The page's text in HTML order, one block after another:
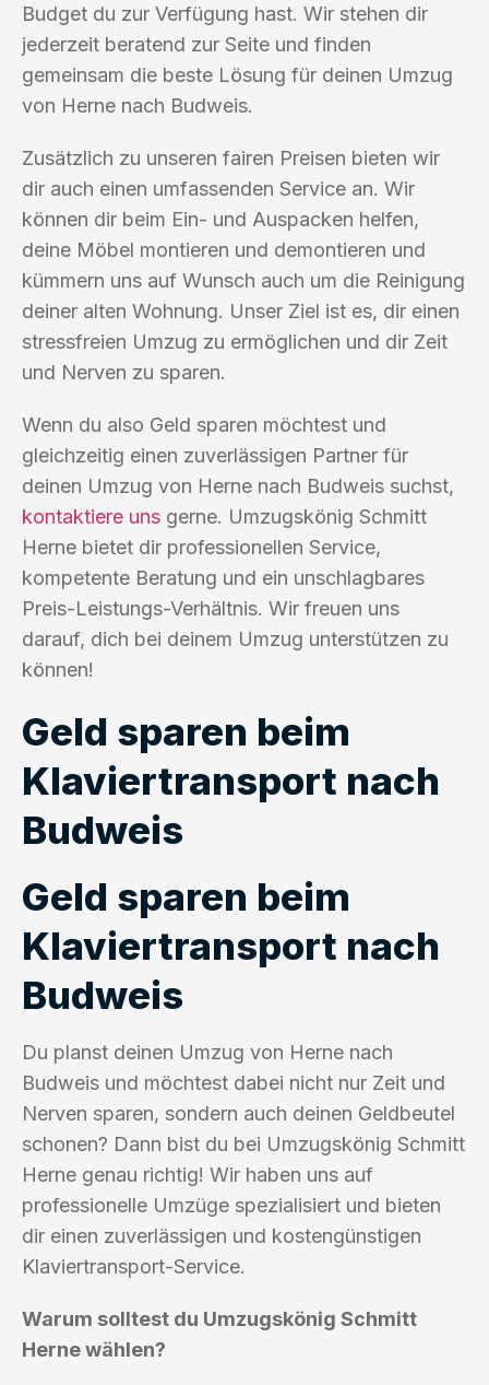
Budget du zur Verfügung hast. Wir stehen dir
jederzeit beratend zur Seite und finden
gemeinsam die beste Lösung für deinen Umzug
von Herne nach Budweis.
Zusätzlich zu unseren fairen Preisen bieten wir
dir auch einen umfassenden Service an. Wir
können dir beim Ein- und Auspacken helfen,
deine Möbel montieren und demontieren und
kümmern uns auf Wunsch auch um die Reinigung
deiner alten Wohnung. Unser Ziel ist es, dir einen
stressfreien Umzug zu ermöglichen und dir Zeit
und Nerven zu sparen.
Wenn du also Geld sparen möchtest und
gleichzeitig einen zuverlässigen Partner für
deinen Umzug von Herne nach Budweis suchst,
kontaktiere uns gerne. Umzugskönig Schmitt
Herne bietet dir professionellen Service,
kompetente Beratung und ein unschlagbares
Preis-Leistungs-Verhältnis. Wir freuen uns
darauf, dich bei deinem Umzug unterstützen zu
können!
Geld sparen beim
Klaviertransport nach
Budweis
Geld sparen beim
Klaviertransport nach
Budweis
Du planst deinen Umzug von Herne nach
Budweis und möchtest dabei nicht nur Zeit und
Nerven sparen, sondern auch deinen Geldbeutel
schonen? Dann bist du bei Umzugskönig Schmitt
Herne genau richtig! Wir haben uns auf
professionelle Umzüge spezialisiert und bieten
dir einen zuverlässigen und kostengünstigen
Klaviertransport-Service.
Warum solltest du Umzugskönig Schmitt
Herne wählen?